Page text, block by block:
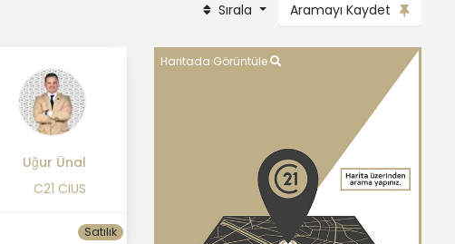
Sırala Aramayı Kaydet
Uğur Ünal
C21 CIUS
Satılık
Haritada Görüntüle